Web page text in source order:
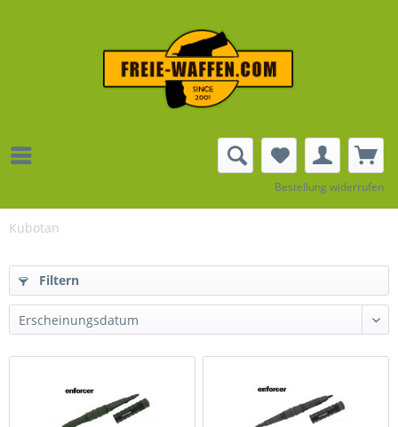
Bestellung widerrufen
Kubotan
Filtern